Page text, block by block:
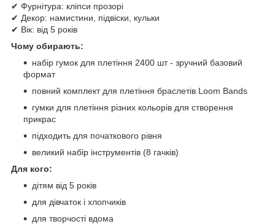
✔ Фурнітура: кліпси прозорі
✔ Декор: намистини, підвіски, кульки
✔ Вік: від 5 років
Чому обирають:
набір гумок для плетіння 2400 шт - зручний базовий
формат
повний комплект для плетіння браслетів Loom Bands
гумки для плетіння різних кольорів для створення
прикрас
підходить для початкового рівня
великий набір інструментів (8 гачків)
Для кого:
дітям від 5 років
для дівчаток і хлопчиків
для творчості вдома